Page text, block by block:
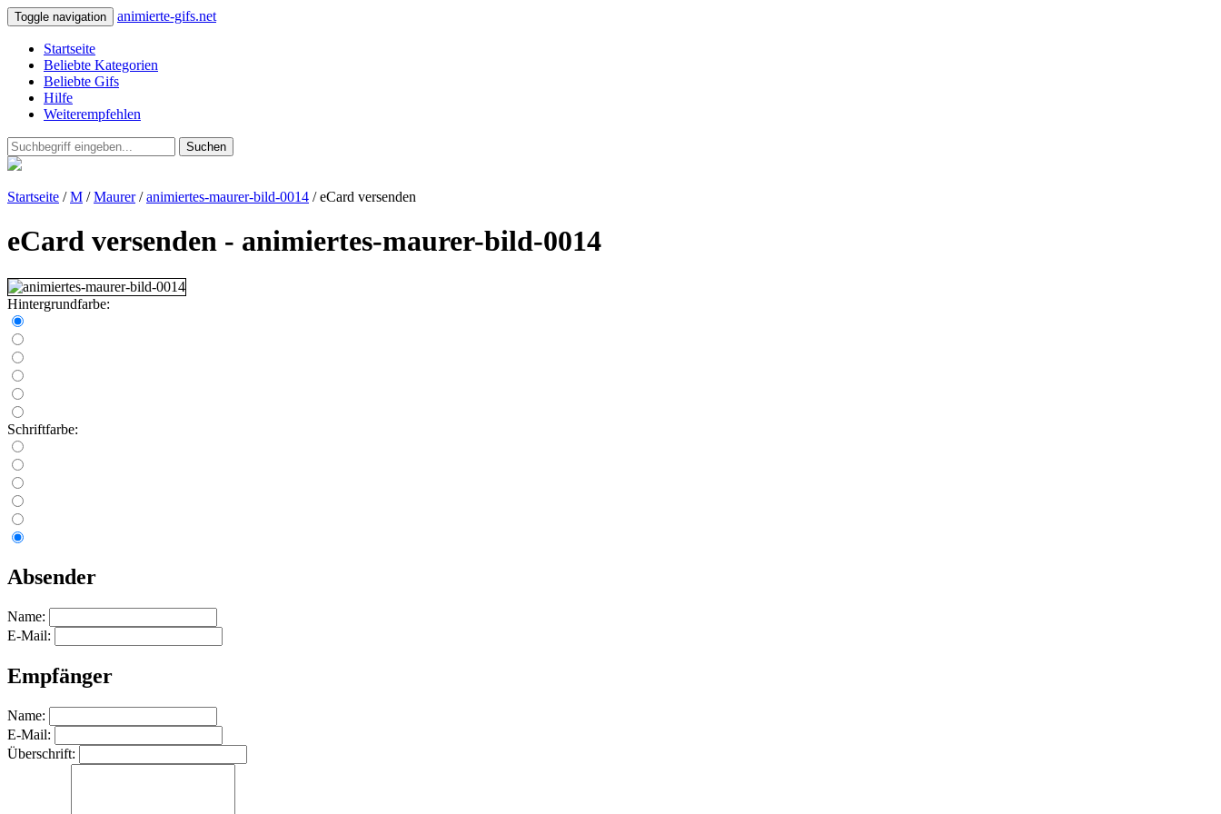
Toggle navigation animierte-gifs.net
Startseite
Beliebte Kategorien
Beliebte Gifs
Hilfe
Weiterempfehlen
Suchen
Startseite /M /Maurer/animiertes-maurer-bild-0014 / eCard versenden
eCard versenden - animiertes-maurer-bild-0014
Hintergrundfarbe:
Schriftfarbe:
Absender
Name:
E-Mail:
Empfänger
Name:
E-Mail:
Überschrift: